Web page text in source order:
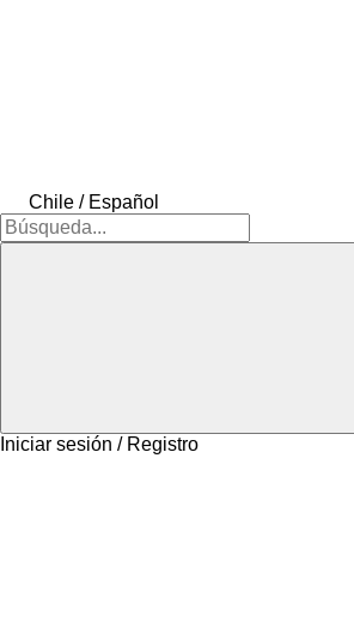
Chile / Español
Iniciar sesión / Registro